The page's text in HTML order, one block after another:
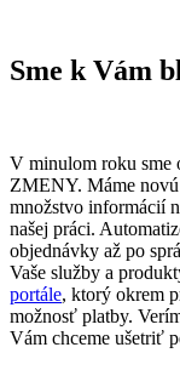
Sme k Vám
V minulom roku
ZMENY. Máme
množstvo informácií
našej práci.
objednávky až po
Vaše služby a
portále, ktorý okrem
možnosť platby.
Vám chceme ušetriť